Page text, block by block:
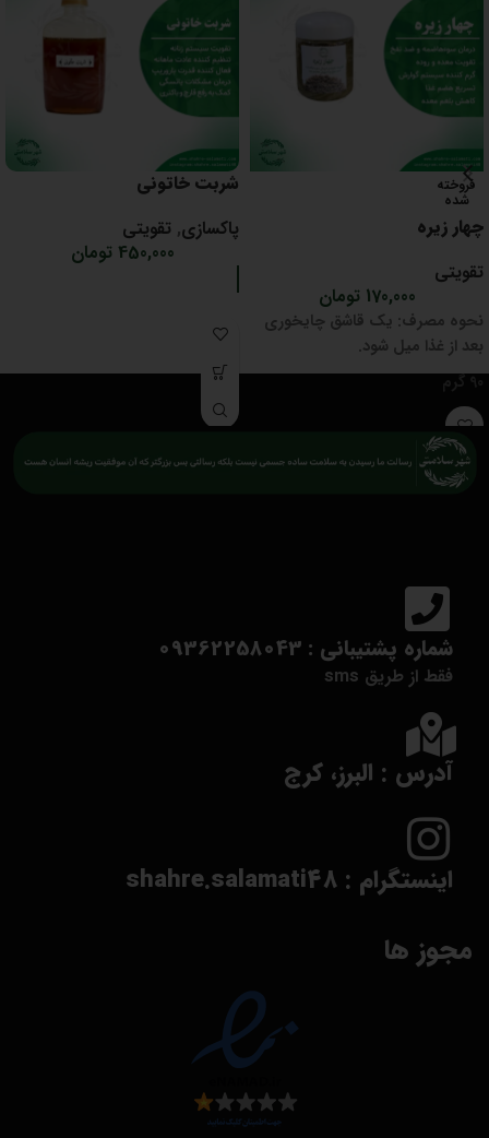
فروخته
شده
چهار زیره
تقویتی
170,000 تومان
نحوه مصرف: یک قاشق چایخوری
بعد از غذا میل شود.
شربت خاتونی
پاکسازی, تقویتی
450,000 تومان
شماره پشتیبانی : 09362258043
فقط از طریق sms
آدرس : البرز، کرج
اینستگرام : shahre.salamati48
مجوز ها